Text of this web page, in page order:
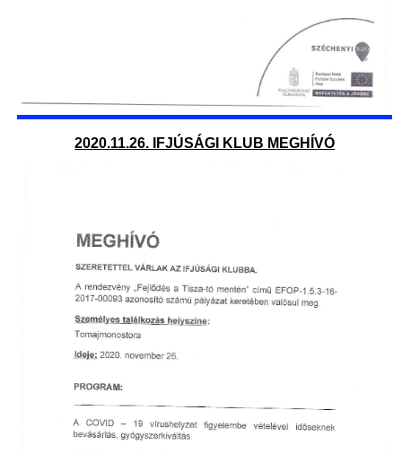
2020.11.26. IFJÚSÁGI KLUB MEGHÍVÓ